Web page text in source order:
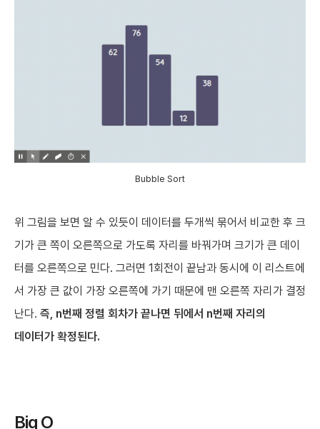
Bubble Sort
위 그림을 보면 알 수 있듯이 데이터를 두개씩 묶어서 비교한 후 크
기가 큰 쪽이 오른쪽으로 가도록 자리를 바꿔가며 크기가 큰 데이
터를 오른쪽으로 민다. 그러면 1회전이 끝남과 동시에 이 리스트에
서 가장 큰 값이 가장 오른쪽에 가기 때문에 맨 오른쪽 자리가 결정
난다. 즉, n번째 정렬 회차가 끝나면 뒤에서 n번째 자리의
데이터가 확정된다.
Big O